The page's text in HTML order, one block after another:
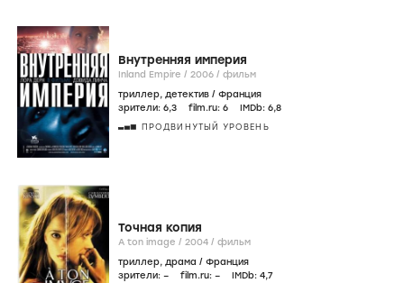
Внутренняя империя
Inland Empire / 2006 / фильм
триллер, детектив / Франция
зрители: 6,3 film.ru: 6 IMDb: 6,8
ПРОДВИНУТЫЙ УРОВЕНЬ
Точная копия
А ton image / 2004 / фильм
триллер, драма / Франция
зрители: – film.ru: – IMDb: 4,7